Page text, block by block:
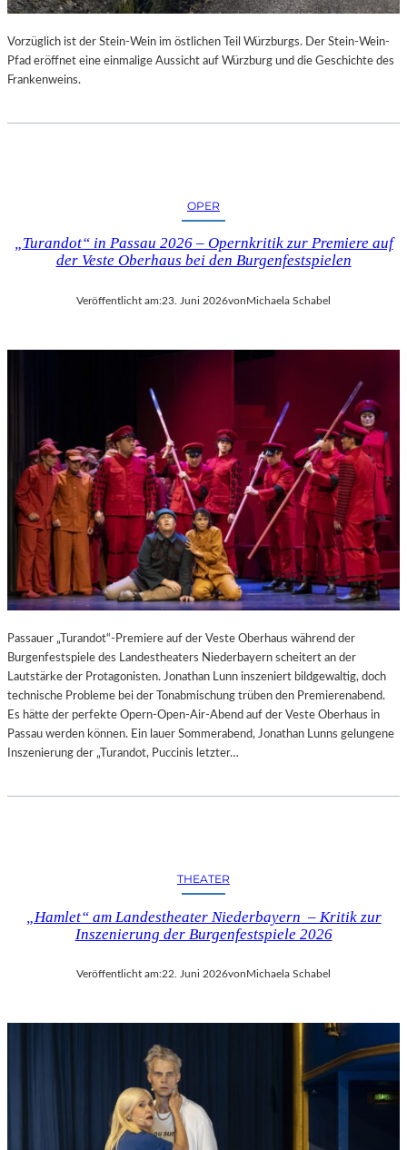
U
R
-
Vorzüglich ist der Stein-Wein im östlichen Teil Würzburgs. Der Stein-Wein-
Pfad eröffnet eine einmalige Aussicht auf Würzburg und die Geschichte des
Frankenweins.
OPER
„Turandot“ in Passau 2026 – Opernkritik zur Premiere auf
der Veste Oberhaus bei den Burgenfestspielen
Veröffentlicht am:23. Juni 2026vonMichaela Schabel
Passauer „Turandot“-Premiere auf der Veste Oberhaus während der
Burgenfestspiele des Landestheaters Niederbayern scheitert an der
Lautstärke der Protagonisten. Jonathan Lunn inszeniert bildgewaltig, doch
technische Probleme bei der Tonabmischung trüben den Premierenabend.
Es hätte der perfekte Opern-Open-Air-Abend auf der Veste Oberhaus in
Passau werden können. Ein lauer Sommerabend, Jonathan Lunns gelungene
Inszenierung der „Turandot, Puccinis letzter…
THEATER
„Hamlet“ am Landestheater Niederbayern – Kritik zur
Inszenierung der Burgenfestspiele 2026
Veröffentlicht am:22. Juni 2026vonMichaela Schabel